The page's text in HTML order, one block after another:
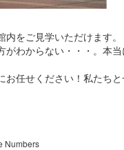
をご見学いただけます。
がわからない・・・。本
お任せください！私たち
Numbers